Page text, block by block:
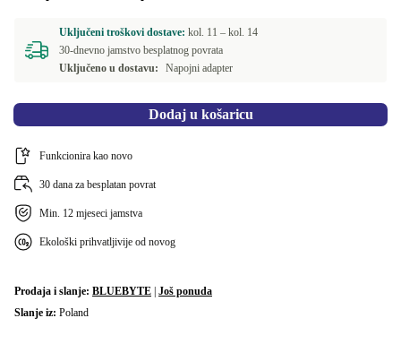
FR (francuski)
ND (Nordijski)
Uključeni troškovi dostave: kol. 11 – kol. 14
30-dnevno jamstvo besplatnog povrata
Uključeno u dostavu:
Napojni adapter
Dodaj u košaricu
Funkcionira kao novo
30 dana za besplatan povrat
Min. 12 mjeseci jamstva
Ekološki prihvatljivije od novog
Prodaja i slanje: BLUEBYTE Još ponuda
Slanje iz: Poland